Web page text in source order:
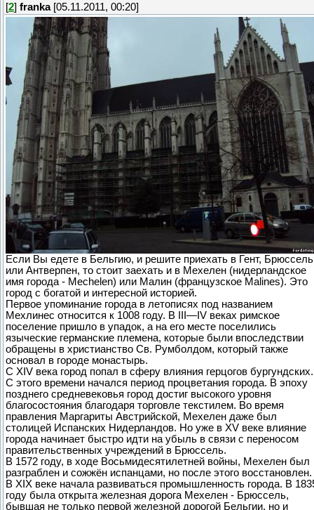
[2] franka[05.11.2011, 00:20]
Если Вы едете в Бельгию, и решите приехать в Гент, Брюссель
или Антверпен, то стоит заехать и в Мехелен (нидерландское
имя города - Mechelen) или Малин (французское Malines). Это
город с богатой и интересной историей.
Первое упоминание города в летописях под названием
Мехлинес относится к 1008 году. В III—IV веках римское
поселение пришло в упадок, а на его месте поселились
языческие германские племена, которые были впоследствии
обращены в христианство Св. Румболдом, который также
основал в городе монастырь.
С XIV века город попал в сферу влияния герцогов бургундских.
С этого времени начался период процветания города. В эпоху
позднего средневековья город достиг высокого уровня
благосостояния благодаря торговле текстилем. Во время
правления Маргариты Австрийской, Мехелен даже был
столицей Испанских Нидерландов. Но уже в XV веке влияние
города начинает быстро идти на убыль в связи с переносом
правительственных учреждений в Брюссель.
В 1572 году, в ходе Восьмидесятилетней войны, Мехелен был
разграблен и сожжён испанцами, но после этого восстановлен.
В XIX веке начала развиваться промышленность города. В
году была открыта железная дорога Мехелен - Брюссель,
бывшая не только первой железной дорогой Бельгии, но и